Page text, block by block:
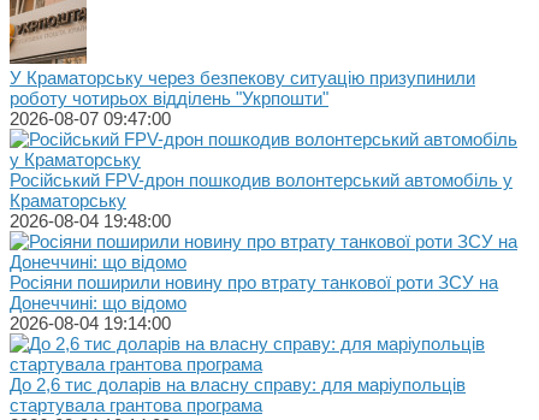
У Краматорську через безпекову ситуацію призупинили
роботу чотирьох відділень "Укрпошти"
2026-08-07 09:47:00
Російський FPV-дрон пошкодив волонтерський автомобіль у
Краматорську
2026-08-04 19:48:00
Росіяни поширили новину про втрату танкової роти ЗСУ на
Донеччині: що відомо
2026-08-04 19:14:00
До 2,6 тис доларів на власну справу: для маріупольців
стартувала грантова програма